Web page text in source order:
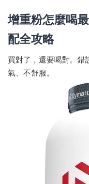
增重粉怎麼喝
配全攻略
買對了，還要喝對。錯
氣、不舒服。